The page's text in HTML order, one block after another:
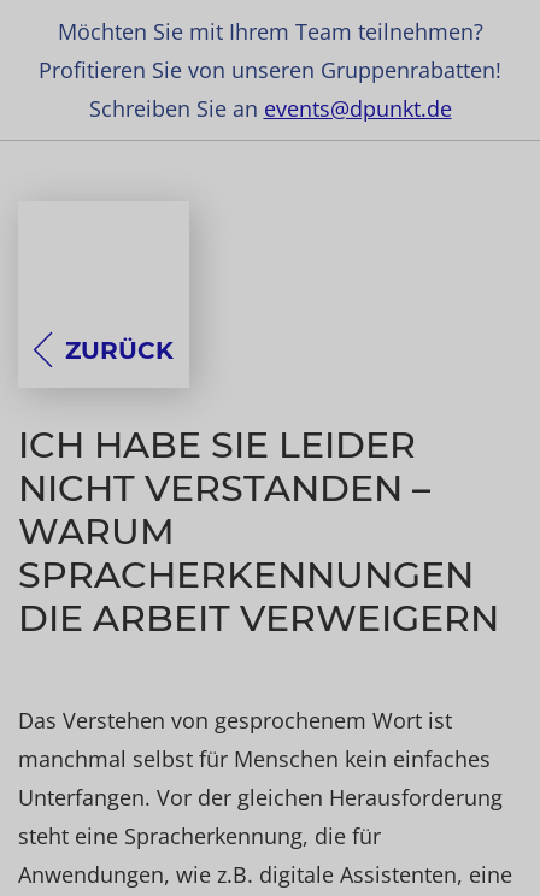
Möchten Sie mit Ihrem Team teilnehmen?
Profitieren Sie von unseren Gruppenrabatten!
Schreiben Sie an events@dpunkt.de
ZURÜCK
ICH HABE SIE LEIDER
NICHT VERSTANDEN –
WARUM
SPRACHERKENNUNGEN
DIE ARBEIT VERWEIGERN
Das Verstehen von gesprochenem Wort ist
manchmal selbst für Menschen kein einfaches
Unterfangen. Vor der gleichen Herausforderung
steht eine Spracherkennung, die für
Anwendungen, wie z.B. digitale Assistenten, eine